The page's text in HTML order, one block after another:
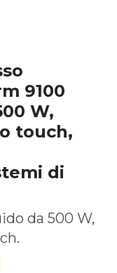
9100
W,
touch,
di
da 500 W,